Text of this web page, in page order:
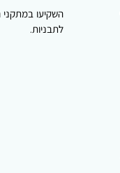
השקיעו
לתבניות.